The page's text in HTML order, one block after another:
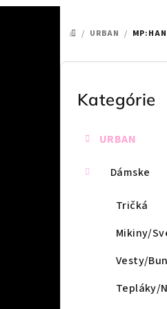
DOMOV
/ URBAN /
B
Preskočiť
kategórie
Kategórie
URBAN
Dámske
Tričká
Mikiny/
Vesty/
Tepláky/